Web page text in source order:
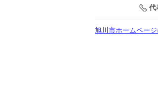
水道・除雪・土木
代
旭川市ホームペー